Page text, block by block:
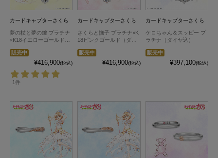
カードキャプターさくら
夢の杖と夢の鍵 プラチナ
×K18イエローゴールド
販売中
¥416,900(税込)
1件
カードキャプターさくら
さくらと撫子 プラチナ×K
18ピンクゴールド（ダイ
販売中
¥416,900(税込)
カードキャプターさくら
ケロちゃん＆スッピー プ
ラチナ（ダイヤ込）
販売中
¥397,100(税込)